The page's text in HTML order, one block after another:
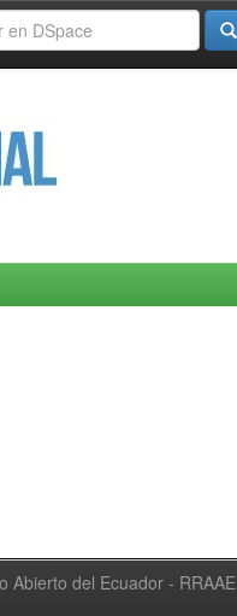
Abierto del Ecuador - RRAAE